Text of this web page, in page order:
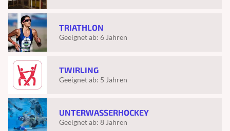
TRIATHLON
Geeignet ab: 6 Jahren
TWIRLING
Geeignet ab: 5 Jahren
UNTERWASSERHOCKEY
Geeignet ab: 8 Jahren